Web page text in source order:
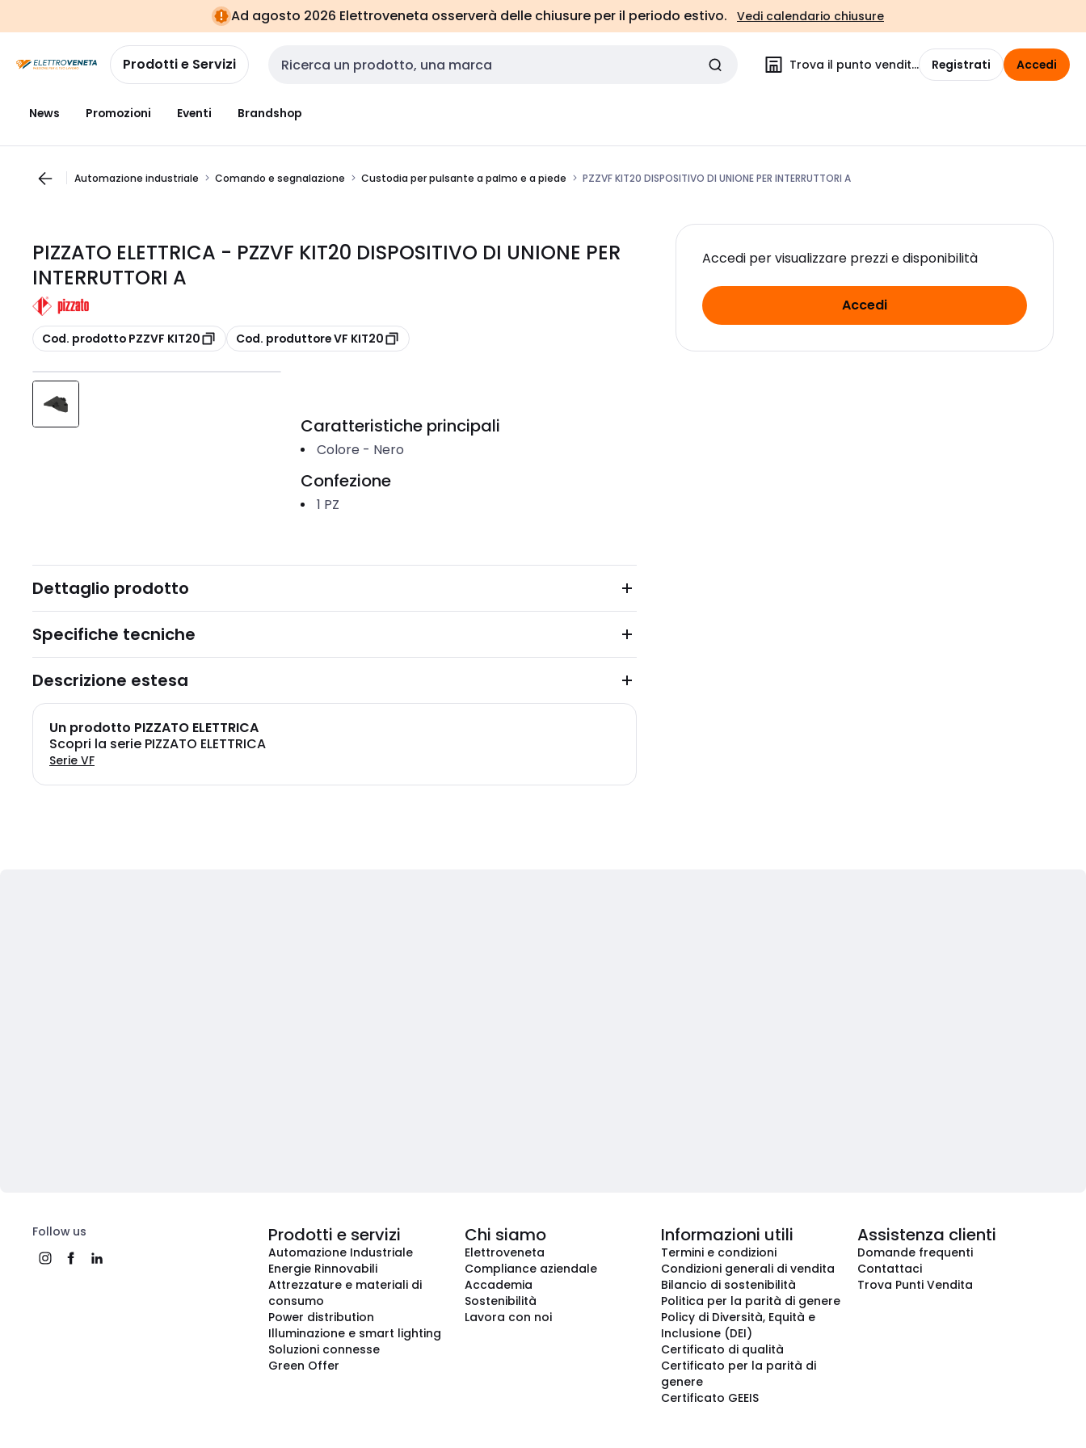
navigazionealla
pagina
Ad agosto 2026 Elettroveneta osserverà delle chiusure per il periodo estivo. Vedi calendario chiusure
Prodotti e Servizi Cerca input Trova il punto vendita Registrati Accedi
News Promozioni Eventi Brandshop
Automazione industriale Comando e segnalazione Custodia per pulsante a palmo e a piede PZZVF KIT20 DISPOSITIVO DI UNIONE PER INTERRUTTORI A
PIZZATO ELETTRICA - PZZVF KIT20 DISPOSITIVO DI UNIONE PER
INTERRUTTORI A
copia
Cod. prodotto PZZVF KIT20 copia
Cod. produttore VF KIT20
Accedi per visualizzare prezzi e disponibilità
Accedi
Caratteristiche principali
Colore - Nero
Confezione
1 PZ
Dettaglio prodotto
Specifiche tecniche
Descrizione estesa
Un prodotto PIZZATO ELETTRICA
Scopri la serie PIZZATO ELETTRICA
Serie VF
Follow us Prodotti e servizi
Automazione Industriale
Energie Rinnovabili
Attrezzature e materiali di
consumo
Power distribution
Illuminazione e smart lighting
Soluzioni connesse
Green Offer
Chi siamo
Elettroveneta
Compliance aziendale
Accademia
Sostenibilità
Lavora con noi
Informazioni utili
Termini e condizioni
Condizioni generali di vendita
Bilancio di sostenibilità
Politica per la parità di genere
Policy di Diversità, Equità e
Inclusione (DEI)
Certificato di qualità
Certificato per la parità di
genere
Certificato GEEIS
Assistenza clienti
Domande frequenti
Contattaci
Trova Punti Vendita